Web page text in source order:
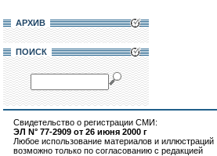
АРХИВ
ПОИСК
Свидетельство о регистрации СМИ:
ЭЛ N° 77-2909 от 26 июня 2000 г
Любое использование материалов и иллюстраций
возможно только по согласованию с редакцией